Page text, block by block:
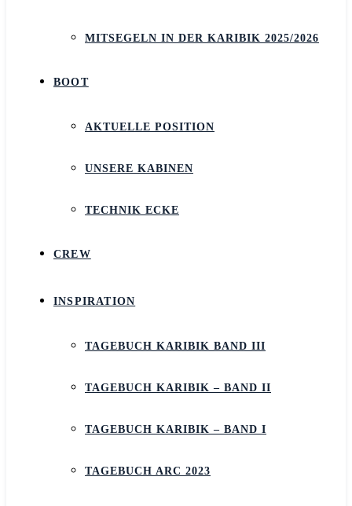
MITSEGELN IN DER KARIBIK 2025/2026
BOOT
AKTUELLE POSITION
UNSERE KABINEN
TECHNIK ECKE
CREW
INSPIRATION
TAGEBUCH KARIBIK BAND III
TAGEBUCH KARIBIK – BAND II
TAGEBUCH KARIBIK – BAND I
TAGEBUCH ARC 2023